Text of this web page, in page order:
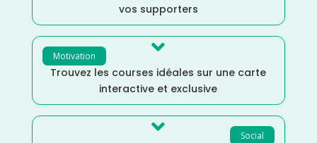
vos supporters
Motivation 
Trouvez les courses idéales sur une carte
interactive et exclusive
Social
